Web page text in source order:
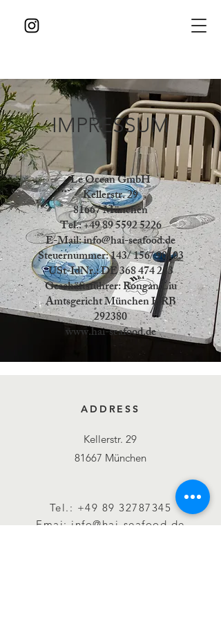
IMPRESSUM
Le Ocean GmbH
Kellerstr. 29
81667 München
Tel.:+49 89 5592 5226
E-Mail:info@hai-seafood.de
Steuernummer: 143/ 156/ 90103
USt-IdNr.: DE368 474 213
Geschäftsführer: Rongan Liu
Amtsgericht München HRB
292380
www.hai-seafood.de
ADDRESS
Kellerstr. 29
81667 München
Tel.: +49 89 32787345
Emai: info@hai-seafood.de